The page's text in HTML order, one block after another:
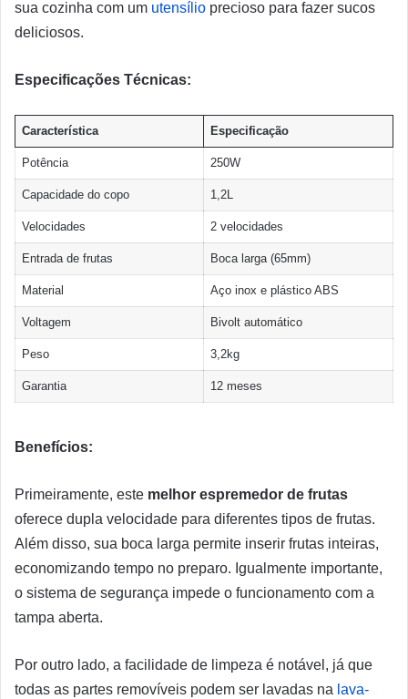
sua cozinha com um utensílio precioso para fazer sucos
deliciosos.
Especificações Técnicas:
Característica Especificação
Potência 250W
Capacidade do copo 1,2L
Velocidades 2 velocidades
Entrada de frutas Boca larga (65mm)
Material Aço inox e plástico ABS
Voltagem Bivolt automático
Peso 3,2kg
Garantia 12 meses
Benefícios:
Primeiramente, este melhor espremedor de frutas
oferece dupla velocidade para diferentes tipos de frutas.
Além disso, sua boca larga permite inserir frutas inteiras,
economizando tempo no preparo. Igualmente importante,
o sistema de segurança impede o funcionamento com a
tampa aberta.
Por outro lado, a facilidade de limpeza é notável, já que
todas as partes removíveis podem ser lavadas na lava-